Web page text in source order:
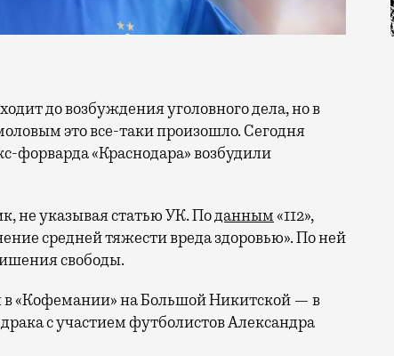
это все-таки произошло. Сегодня
форварда «Краснодара» возбудили
не указывая статью УК. Поданным«112»,
средней тяжести вреда здоровью». По ней
свободы.
«Кофемании» на Большой Никитской — в
с участием футболистов Александра